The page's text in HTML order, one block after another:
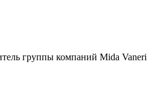
группы компаний Mida Vaneri